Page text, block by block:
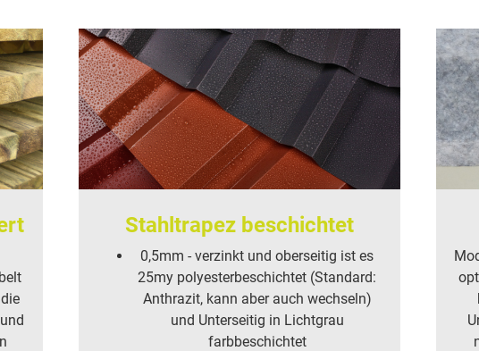
Stahltrapez beschichtet
0,5mm - verzinkt und oberseitig ist es
25my polyesterbeschichtet (Standard:
Anthrazit, kann aber auch wechseln)
und Unterseitig in Lichtgrau
farbbeschichtet